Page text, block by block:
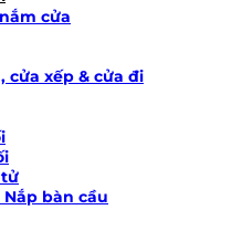
cửa
cửa xếp & cửa đi
tử
bàn cầu